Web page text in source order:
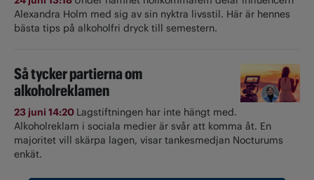
Alexandra Holm med sig av sin nyktra livsstil. Här är hennes
bästa tips på alkoholfri dryck till semestern.
Så tycker partierna om
alkoholreklamen
23 juni 14:20 Lagstiftningen har inte hängt med.
Alkoholreklam i sociala medier är svår att komma åt. En
majoritet vill skärpa lagen, visar tankesmedjan Nocturums
enkät.